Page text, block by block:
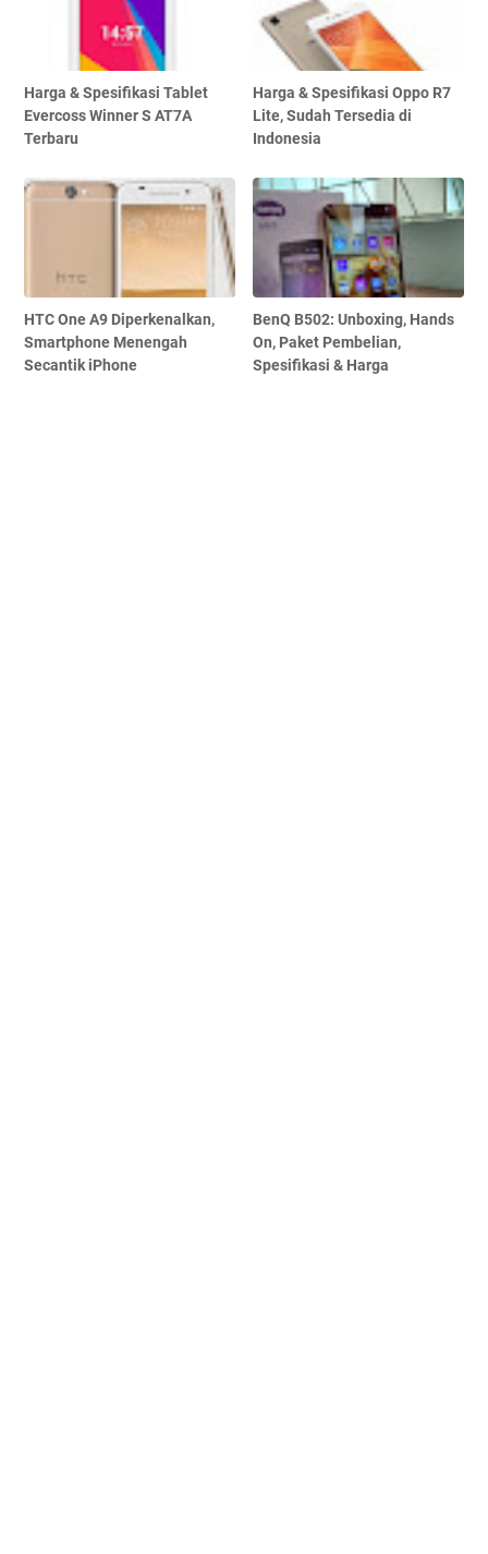
Harga & Spesifikasi Tablet
Evercoss Winner S AT7A
Terbaru
Harga & Spesifikasi Oppo R7
Lite, Sudah Tersedia di
Indonesia
HTC One A9 Diperkenalkan,
Smartphone Menengah
Secantik iPhone
BenQ B502: Unboxing, Hands
On, Paket Pembelian,
Spesifikasi & Harga